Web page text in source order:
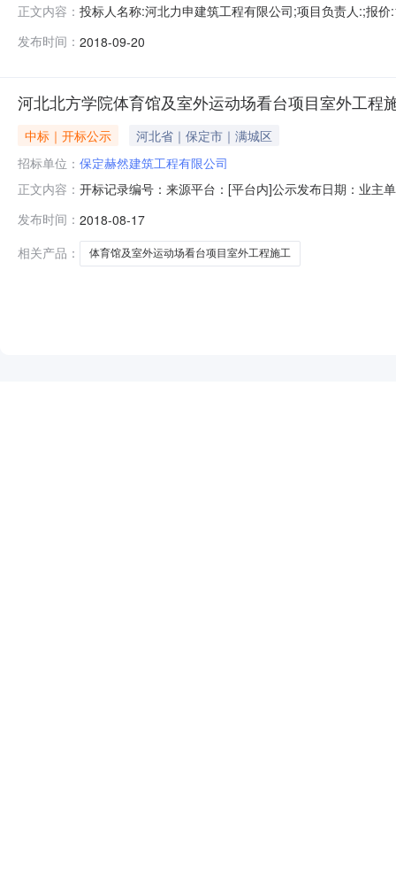
正文内容： 投标人名称:河北力申建筑工程有限公司;项目负责人:;报
质量要求:;保证金金额:元,投标文件递交时间:,投标人名
发布时间： 2018-09-20
河北北方学院体育馆及室外运动场看台项目室外工程
中标｜开标公示
河北省｜保定市｜满城区
招标单位： 保定赫然建筑工程有限公司
正文内容： 开标记录编号：来源平台：[平台内]公示发布日期：业主
方学院体育馆及室外运动场看台项目室外工程施工标段
发布时间： 2018-08-17
相关产品：
体育馆及室外运动场看台项目室外工程施工